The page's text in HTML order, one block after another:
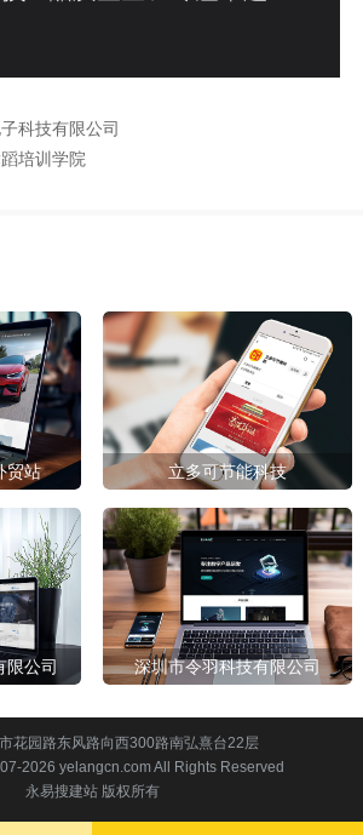
科技有限公司
培训学院
贸站 立多可节能科技
限公司 深圳市令羽科技有限公司
花园路东风路向西300路南弘熹台22层
2026 yelangcn.com All Rights Reserved
永易搜建站 版权所有